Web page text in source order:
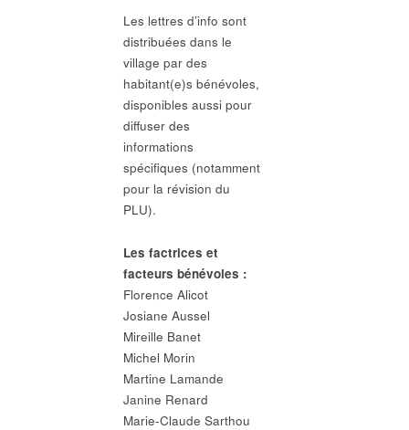
Les lettres d’info sont
distribuées dans le
village par des
habitant(e)s bénévoles,
disponibles aussi pour
diffuser des
informations
spécifiques (notamment
pour la révision du
PLU).
Les factrices et
facteurs bénévoles :
Florence Alicot
Josiane Aussel
Mireille Banet
Michel Morin
Martine Lamande
Janine Renard
Marie-Claude Sarthou